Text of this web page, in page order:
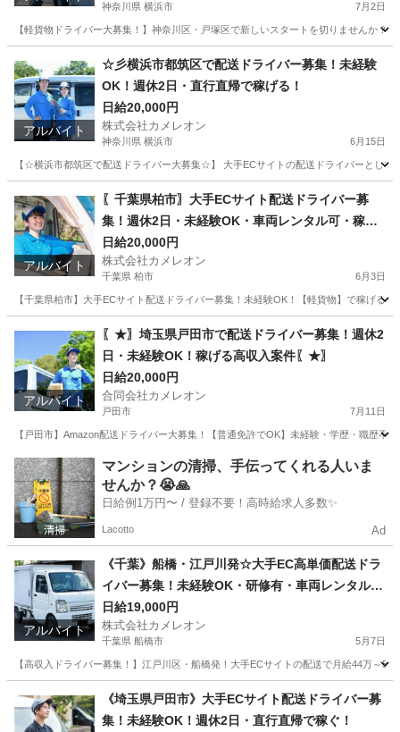
神奈川県 横浜市 7月2日
【軽貨物ドライバー大募集！】神奈川区・戸塚区で新しいスタートを切りませんか
ドライバー 荷物
アルバイト
☆彡横浜市都筑区で配送ドライバー募集！未経験
OK！週休2日・直行直帰で稼げる！
日給20,000円
株式会社カメレオン
神奈川県 横浜市 6月15日
【☆横浜市都筑区で配送ドライバー大募集☆】 大手ECサイトの配送ドライバーとし
ドライバー 積み込み
アルバイト
〖千葉県柏市〗大手ECサイト配送ドライバー募
集！週休2日・未経験OK・車両レンタル可・稼げ
る！
日給20,000円
株式会社カメレオン
千葉県 柏市 6月3日
【千葉県柏市】大手ECサイト配送ドライバー募集！未経験OK！【軽貨物】で稼げ
ドライバー 積み込み
アルバイト
〖★〗埼玉県戸田市で配送ドライバー募集！週休2
日・未経験OK！稼げる高収入案件〖★〗
日給20,000円
合同会社カメレオン
戸田市 7月11日
【戸田市】Amazon配送ドライバー大募集！【普通免許でOK】未経験・学歴・職歴
埼玉 戸田市 ドライバー 積み込み
マンションの清掃、手伝ってくれる人いま
せんか？😭🙏
日給例1万円〜 / 登録不要！高時給求人多数✨
Lacotto Ad
アルバイト
《千葉》船橋・江戸川発☆大手EC高単価配送ドラ
イバー募集！未経験OK・研修有・車両レンタルO
K！
日給19,000円
株式会社カメレオン
千葉県 船橋市 5月7日
【高収入ドライバー募集！】江戸川区・船橋発！大手ECサイトの配送で月給44万～
ドライバー 積み込み
《埼玉県戸田市》大手ECサイト配送ドライバー募
集！未経験OK！週休2日・直行直帰で稼ぐ！